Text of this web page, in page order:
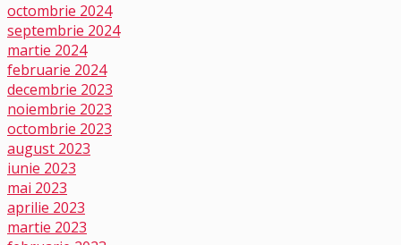
octombrie 2024
septembrie 2024
martie 2024
februarie 2024
decembrie 2023
noiembrie 2023
octombrie 2023
august 2023
iunie 2023
mai 2023
aprilie 2023
martie 2023